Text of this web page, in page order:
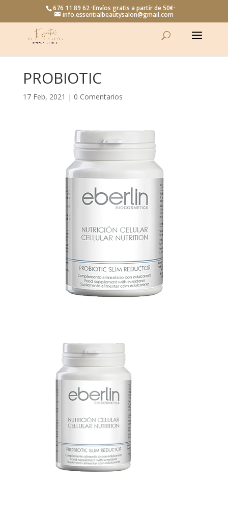
676 11 89 62 ·Envíos gratis a partir de 50€·
info.essentialbeautysalon@gmail.com
PROBIOTIC
17 Feb, 2021 | 0 Comentarios